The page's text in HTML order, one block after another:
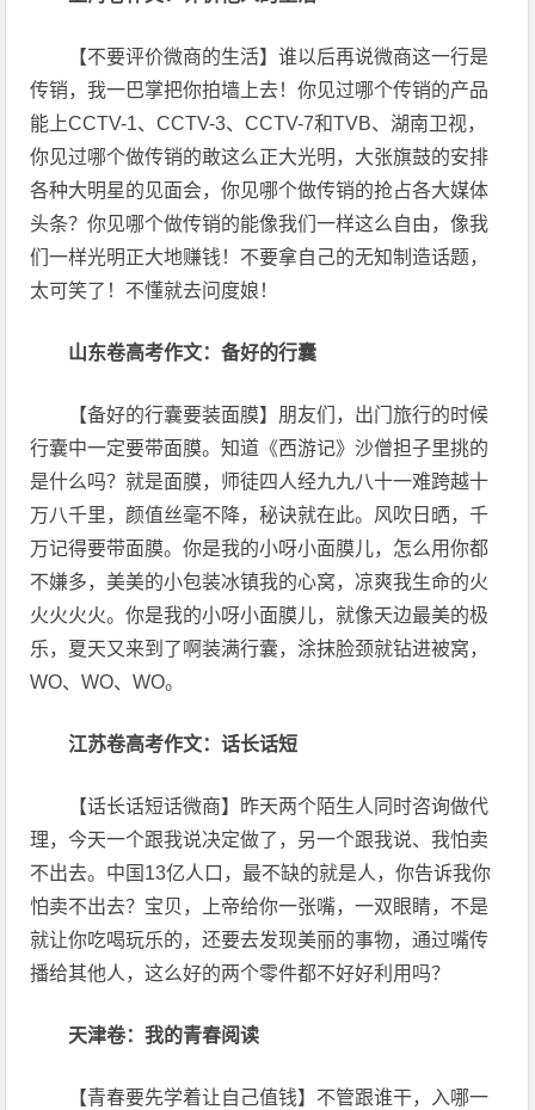
【不要评价微商的生活】谁以后再说微商这一行是
传销，我一巴掌把你拍墙上去！你见过哪个传销的产品
能上CCTV-1、CCTV-3、CCTV-7和TVB、湖南卫视，
你见过哪个做传销的敢这么正大光明，大张旗鼓的安排
各种大明星的见面会，你见哪个做传销的抢占各大媒体
头条？你见哪个做传销的能像我们一样这么自由，像我
们一样光明正大地赚钱！不要拿自己的无知制造话题，
太可笑了！不懂就去问度娘！
山东卷高考作文：备好的行囊
【备好的行囊要装面膜】朋友们，出门旅行的时候
行囊中一定要带面膜。知道《西游记》沙僧担子里挑的
是什么吗？就是面膜，师徒四人经九九八十一难跨越十
万八千里，颜值丝毫不降，秘诀就在此。风吹日晒，千
万记得要带面膜。你是我的小呀小面膜儿，怎么用你都
不嫌多，美美的小包装冰镇我的心窝，凉爽我生命的火
火火火火。你是我的小呀小面膜儿，就像天边最美的极
乐，夏天又来到了啊装满行囊，涂抹脸颈就钻进被窝，
WO、WO、WO。
江苏卷高考作文：话长话短
【话长话短话微商】昨天两个陌生人同时咨询做代
理，今天一个跟我说决定做了，另一个跟我说、我怕卖
不出去。中国13亿人口，最不缺的就是人，你告诉我你
怕卖不出去？宝贝，上帝给你一张嘴，一双眼睛，不是
就让你吃喝玩乐的，还要去发现美丽的事物，通过嘴传
播给其他人，这么好的两个零件都不好好利用吗？
天津卷：我的青春阅读
【青春要先学着让自己值钱】不管跟谁干，入哪一